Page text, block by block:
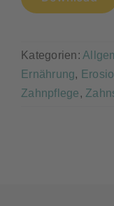
Kategorien:
Ernährung,
Zahnpflege,